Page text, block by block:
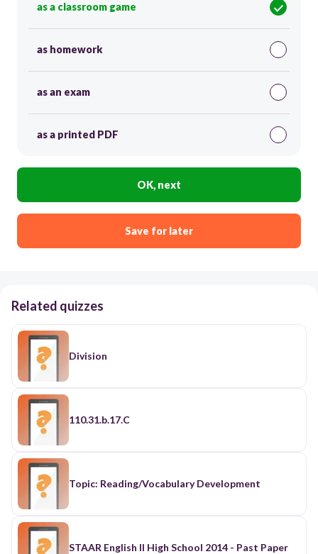
as a classroom game
as homework
as an exam
as a printed PDF
OK, next
Save for later
Related quizzes
Division
110.31.b.17.C
Topic: Reading/Vocabulary Development
STAAR English II High School 2014 - Past Paper